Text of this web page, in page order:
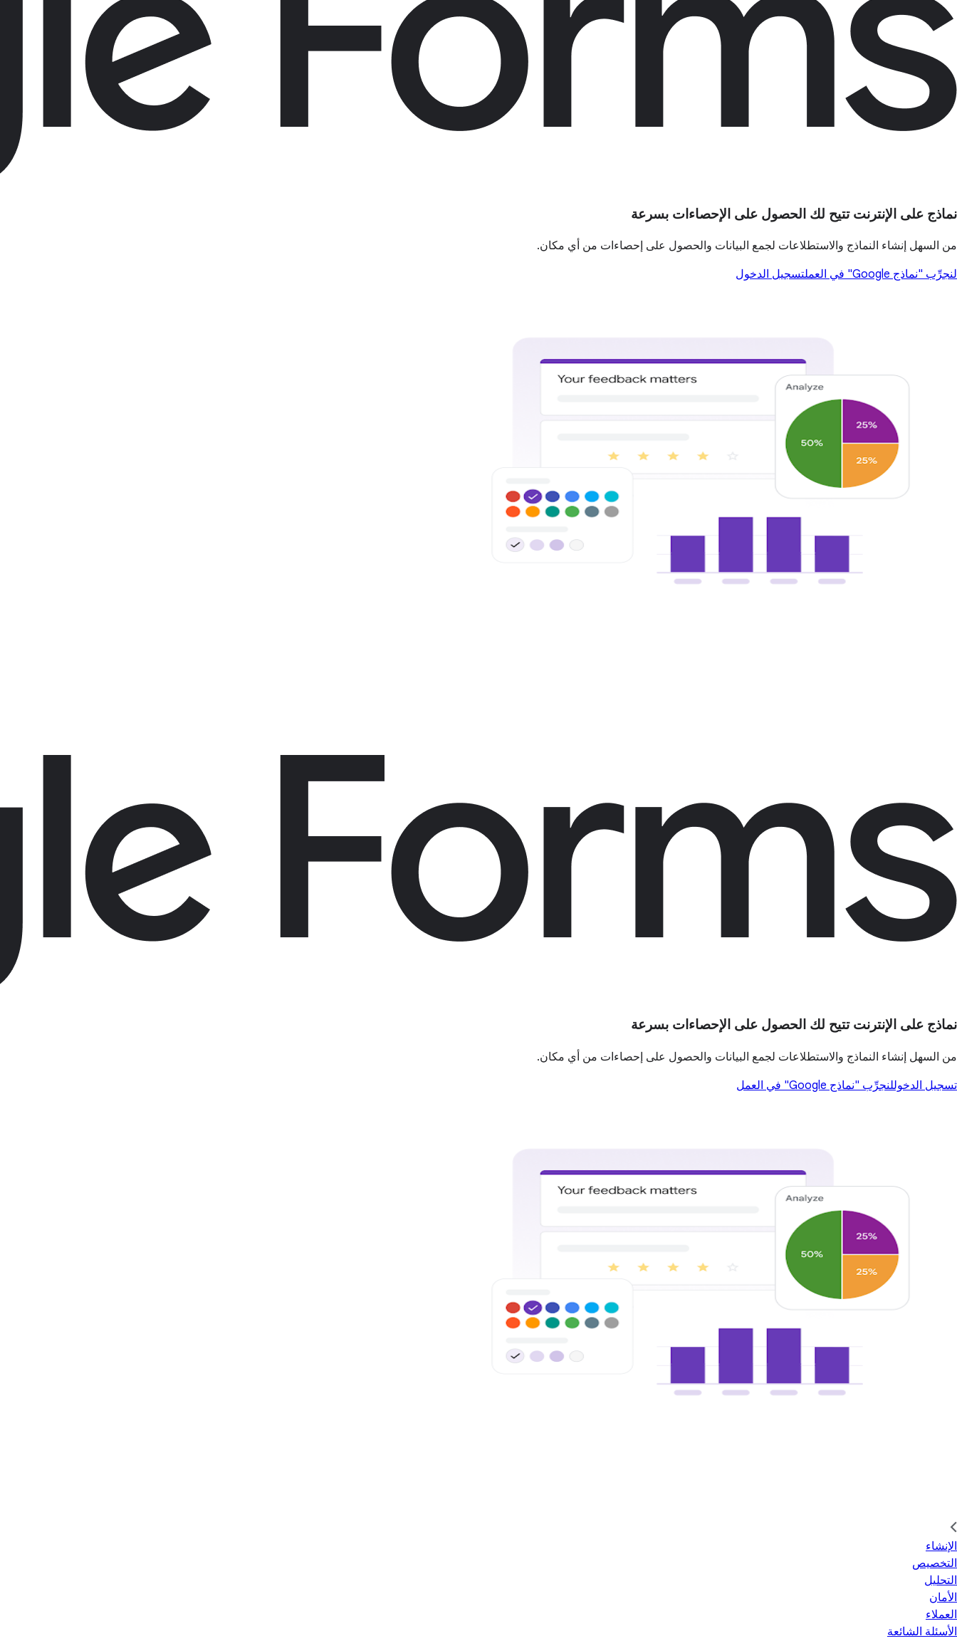
نماذج على الإنترنت تتيح لك الحصول على الإحصاءات بسرعة
من السهل إنشاء النماذج والاستطلاعات لجمع البيانات والحصول على إحصاءات من أي مكان.
لنجرِّب "نماذج Google" في العمل
تسجيل الدخول
نماذج على الإنترنت تتيح لك الحصول على الإحصاءات بسرعة
من السهل إنشاء النماذج والاستطلاعات لجمع البيانات والحصول على إحصاءات من أي مكان.
تسجيل الدخوللنجرِّب "نماذج Google" في العمل
الإنشاء
التخصيص
التحليل
الأمان
العملاء
الأسئلة الشائعة